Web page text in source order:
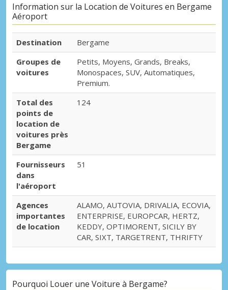
Information sur la Location de Voitures en Bergame
Aéroport
Destination
Bergame
Groupes de
voitures
Petits, Moyens, Grands, Breaks,
Monospaces, SUV, Automatiques,
Premium.
Total des
points de
location de
voitures près
Bergame
124
Fournisseurs
dans
l'aéroport
51
Agences
importantes
de location
ALAMO, AUTOVIA, DRIVALIA, ECOVIA,
ENTERPRISE, EUROPCAR, HERTZ,
KEDDY, OPTIMORENT, SICILY BY
CAR, SIXT, TARGETRENT, THRIFTY
Pourquoi Louer une Voiture à Bergame?